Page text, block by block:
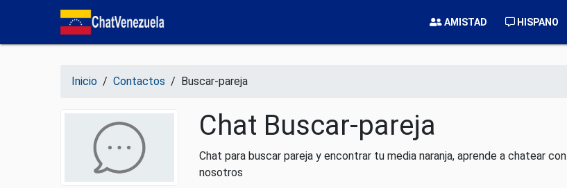
Salir del contenido
AMISTAD HISPANO
Inicio / Contactos / Buscar-pareja
Chat Buscar-pareja
Chat para buscar pareja y encontrar tu media naranja, aprende a chatear con
nosotros